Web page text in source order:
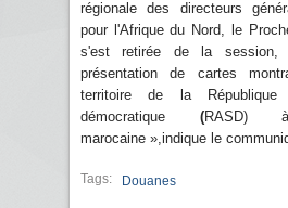
régionale des directeurs
pour l'Afrique du Nord, le
s'est retirée de la
présentation de cartes
territoire de la
démocratique (RASD)
marocaine »,indique le
Tags: Douanes